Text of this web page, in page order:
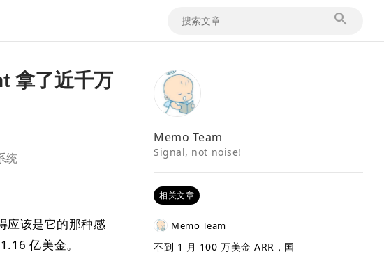
拿了近千万
统
应该是它的那种感
亿美金。
Memo Team
Signal, not noise!
相关文章
Memo Team
不到 1 月 100 万美金 ARR，国